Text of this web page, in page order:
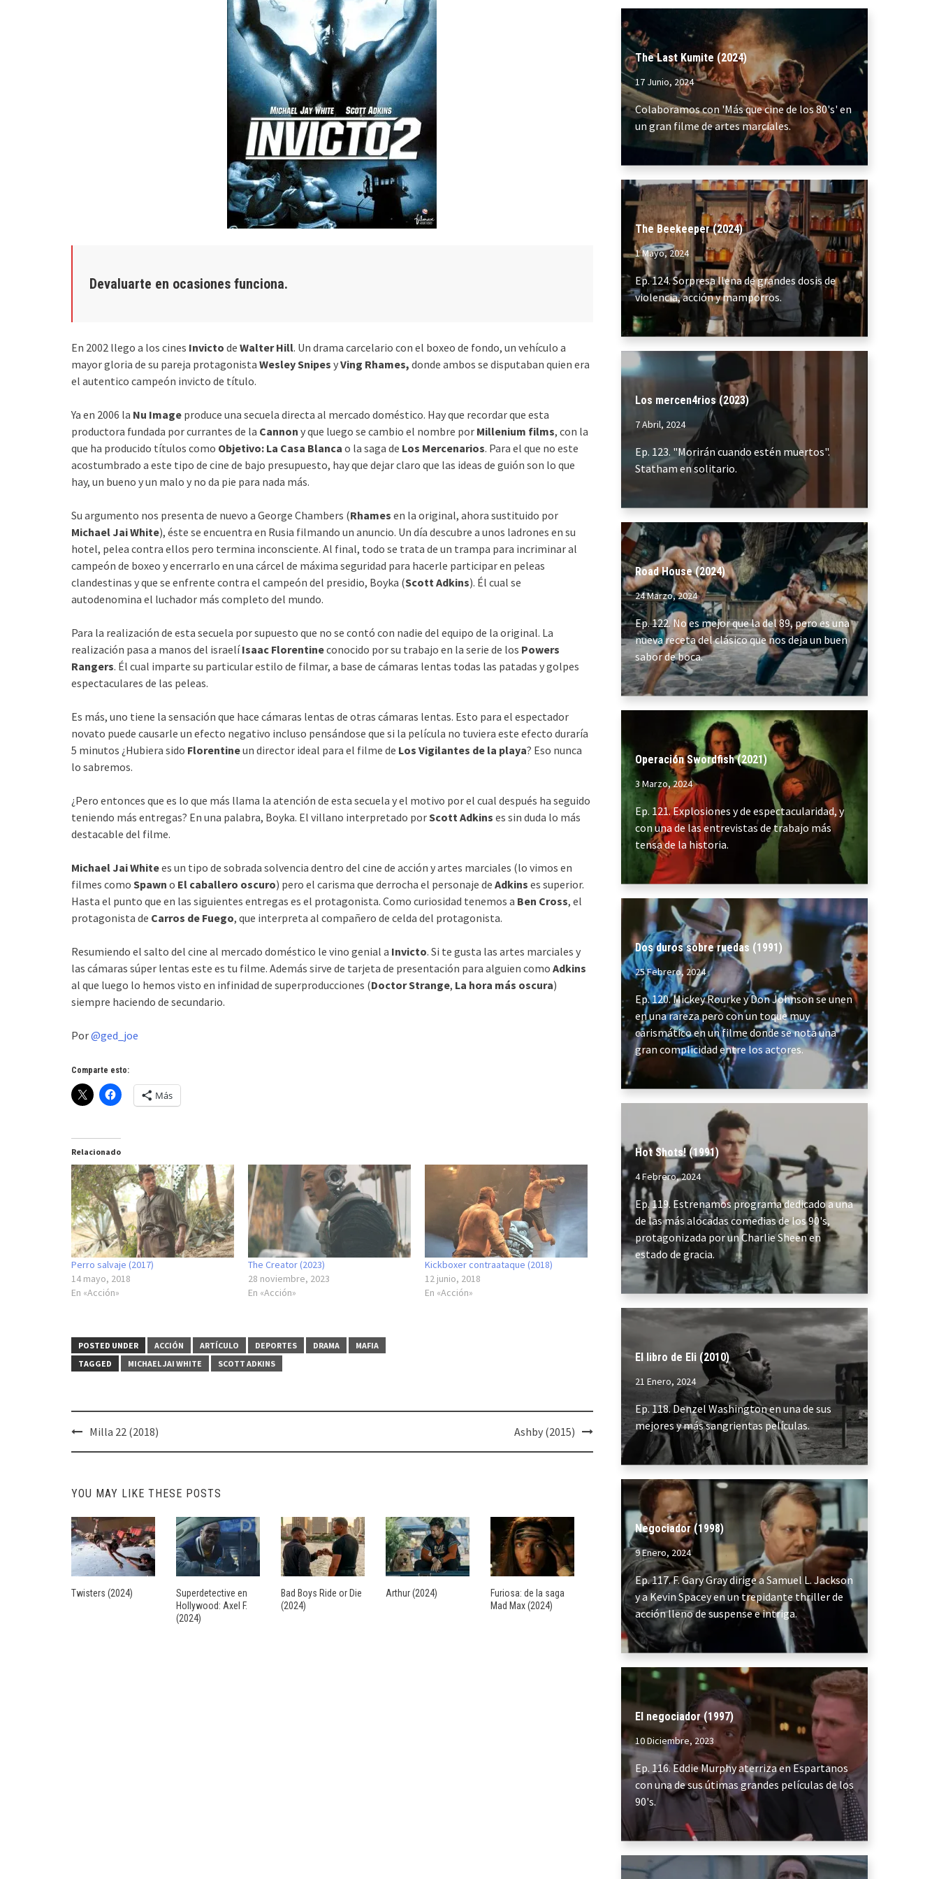
Devaluarte en ocasiones funciona.
En 2002 llego a los cines Invicto de Walter Hill. Un drama carcelario con el boxeo de fondo, un vehículo a
mayor gloria de su pareja protagonista Wesley Snipes yVing Rhames, donde ambos se disputaban quien era
el autentico campeón invicto de título.
Ya en 2006 la Nu Image produce una secuela directa al mercado doméstico. Hay que recordar que esta
productora fundada por currantes de la Cannon y que luego se cambio el nombre por Millenium films, con la
que ha producido títulos como Objetivo: La Casa Blanca o la saga de Los Mercenarios. Para el que no este
acostumbrado a este tipo de cine de bajo presupuesto, hay que dejar claro que las ideas de guión son lo que
hay, un bueno y un malo y no da pie para nada más.
Su argumento nos presenta de nuevo a George Chambers (Rhames en la original, ahora sustituido por
Michael Jai White), éste se encuentra en Rusia filmando un anuncio. Un día descubre a unos ladrones en su
hotel, pelea contra ellos pero termina inconsciente. Al final, todo se trata de un trampa para incriminar al
campeón de boxeo y encerrarlo en una cárcel de máxima seguridad para hacerle participar en peleas
clandestinas y que se enfrente contra el campeón del presidio, Boyka (Scott Adkins). Él cual se
autodenomina el luchador más completo del mundo.
Para la realización de esta secuela por supuesto que no se contó con nadie del equipo de la original. La
realización pasa a manos del israelíIsaac Florentineconocido por su trabajo en la serie de los Powers
Rangers. Él cual imparte su particular estilo de filmar, a base de cámaras lentas todas las patadas y golpes
espectaculares de las peleas.
Es más, uno tiene la sensación que hace cámaras lentas de otras cámaras lentas. Esto para el espectador
novato puede causarle un efecto negativo incluso pensándose que si la película no tuviera este efecto duraría
5 minutos ¿Hubiera sido Florentineun director ideal para el filme de Los Vigilantes de la playa? Eso nunca
lo sabremos.
¿Pero entonces que es lo que más llama la atención de esta secuela y el motivo por el cual después ha seguido
teniendo más entregas? En una palabra, Boyka. El villano interpretado porScott Adkins es sin duda lo más
destacable del filme.
Michael Jai Whitees un tipo de sobrada solvencia dentro del cine de acción y artes marciales (lo vimos en
filmes como Spawn o El caballero oscuro) pero el carisma que derrocha el personaje de Adkins es superior.
Hasta el punto que en las siguientes entregas es el protagonista. Como curiosidad tenemos a Ben Cross, el
protagonista de Carros de Fuego, que interpreta al compañero de celda del protagonista.
Resumiendo el salto del cine al mercado doméstico le vino genial a Invicto. Si te gusta las artes marciales y
las cámaras súper lentas este es tu filme. Además sirve de tarjeta de presentación para alguien como Adkins
al que luego lo hemos visto en infinidad de superproducciones (Doctor Strange, La hora más oscura)
siempre haciendo de secundario.
Por@ged_joe
Comparte esto:
Más
Relacionado
Perro salvaje (2017)
14 mayo, 2018
En «Acción»
The Creator (2023)
28 noviembre, 2023
En «Acción»
Kickboxer contraataque (2018)
12 junio, 2018
En «Acción»
POSTED UNDER ACCIÓN ARTÍCULO DEPORTES DRAMA
MAFIA
TAGGED
MICHAEL JAI WHITE SCOTT ADKINS
PostMilla 22 (2018) Ashby (2015)
YOU MAY LIKE THESE POSTS
Twisters (2024)
Superdetective en
Hollywood: Axel F.
(2024)
Bad Boys Ride or Die
(2024)
Arthur (2024)
Furiosa: de la saga
Mad Max (2024)
The Last Kumite (2024)
17 Junio, 2024
Colaboramos con 'Más que cine de los 80's' en
un gran filme de artes marciales.
The Beekeeper (2024)
1 Mayo, 2024
Ep. 124. Sorpresa llena de grandes dosis de
violencia, acción y mamporros.
Los mercen4rios (2023)
7 Abril, 2024
Ep. 123. "Morirán cuando estén muertos".
Statham en solitario.
Road House (2024)
24 Marzo, 2024
Ep. 122. No es mejor que la del 89, pero es una
nueva receta del clásico que nos deja un buen
sabor de boca.
Operación Swordfish (2021)
3 Marzo, 2024
Ep. 121. Explosiones y de espectacularidad, y
con una de las entrevistas de trabajo más
tensa de la historia.
Dos duros sobre ruedas (1991)
25 Febrero, 2024
Ep. 120. Mickey Rourke y Don Johnson se unen
en una rareza pero con un toque muy
carismático en un filme donde se nota una
gran complicidad entre los actores.
Hot Shots! (1991)
4 Febrero, 2024
Ep. 119. Estrenamos programa dedicado a una
de las más alocadas comedias de los 90's,
protagonizada por un Charlie Sheen en
estado de gracia.
El libro de Eli (2010)
21 Enero, 2024
Ep. 118. Denzel Washington en una de sus
mejores y más sangrientas películas.
Negociador (1998)
9 Enero, 2024
Ep. 117. F. Gary Gray dirige a Samuel L. Jackson
y a Kevin Spacey en un trepidante thriller de
acción lleno de suspense e intriga.
El negociador (1997)
10 Diciembre, 2023
Ep. 116. Eddie Murphy aterriza en Espartanos
con una de sus útimas grandes películas de los
90's.